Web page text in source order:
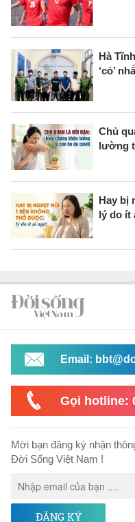
Hà
‘cỏ’
Chủ
lường
Hay bị
lý do ít
Email:
Gọi hotline:
Mời bạn đăng ký nhận
Đời Sống Việt Nam !
ĐĂNG KÝ